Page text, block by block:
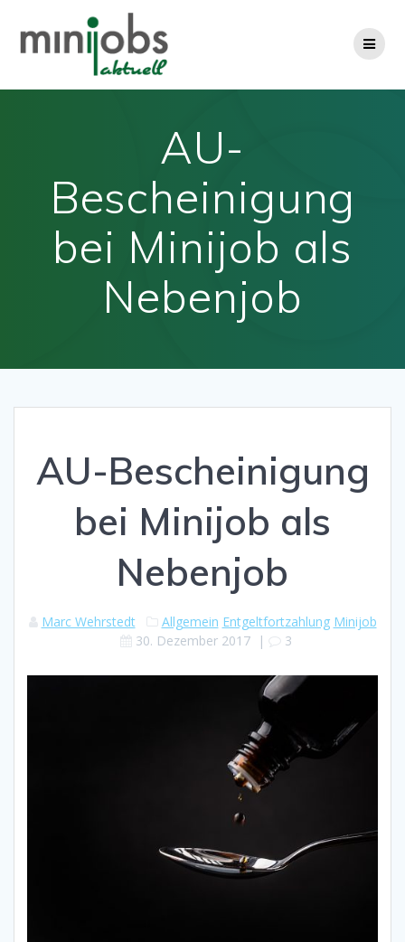
AU-
Bescheinigung
bei Minijob als
Nebenjob
AU-Bescheinigung
bei Minijob als
Nebenjob
Marc Wehrstedt Allgemein Entgeltfortzahlung Minijob
30. Dezember 2017 | 3